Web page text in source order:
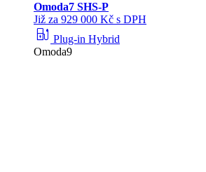
Omoda7 SHS-P
Již za 929 000 Kč s DPH
ev_station Plug-in Hybrid
Omoda9